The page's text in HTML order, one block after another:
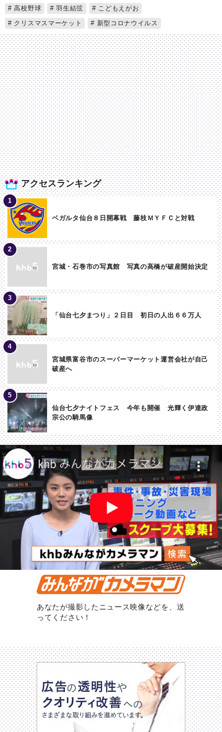
アクセスランキング
ベガルタ仙台８日開幕戦 藤枝ＭＹＦＣと対戦
宮城・石巻市の写真館 写真の高橋が破産開始決定
「仙台七夕まつり」２日目 初日の人出６６万人
宮城県富谷市のスーパーマーケット運営会社が自己
破産へ
仙台七夕ナイトフェス 今年も開催 光輝く伊達政
宗公の騎馬像
高校野球
羽生結弦
こどもえがお
クリスマスマーケット
新型コロナウイルス
あなたが撮影したニュース映像などを、送
ってください！